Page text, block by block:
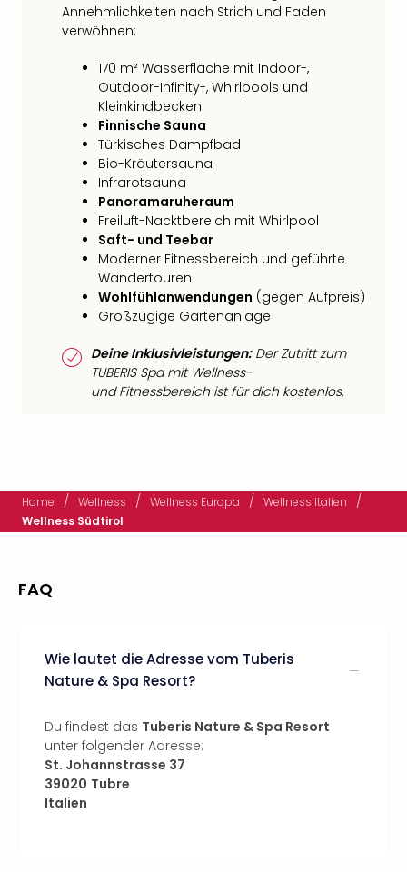
Annehmlichkeiten nach Strich und Faden
verwöhnen:
170 m² Wasserfläche mit Indoor-,
Outdoor-Infinity-, Whirlpools und
Kleinkindbecken
Finnische Sauna
Türkisches Dampfbad
Bio-Kräutersauna
Infrarotsauna
Panoramaruheraum
Freiluft-Nacktbereich mit Whirlpool
Saft- und Teebar
Moderner Fitnessbereich und geführte
Wandertouren
Wohlfühlanwendungen (gegen Aufpreis)
Großzügige Gartenanlage
Deine Inklusivleistungen:Der Zutritt zum
TUBERIS Spa mit Wellness-
und Fitnessbereich ist für dich kostenlos.
Home / Wellness / Wellness Europa / Wellness Italien /
Wellness Südtirol
FAQ
Wie lautet die Adresse vom Tuberis
Nature & Spa Resort?
Du findest das Tuberis Nature & Spa Resort
unter folgender Adresse:
St. Johannstrasse 37
39020 Tubre
Italien